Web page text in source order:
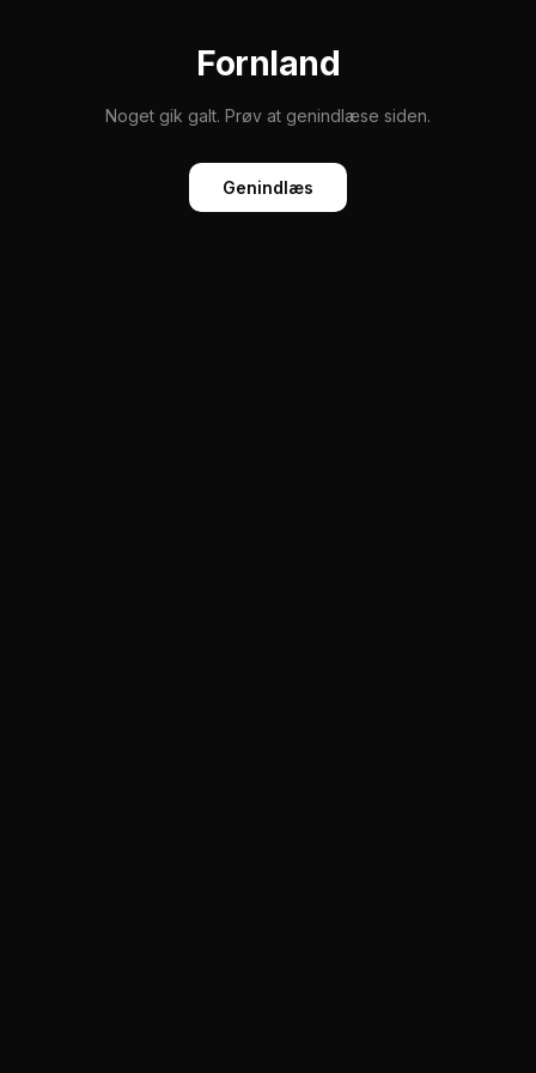
Fornland
Noget gik galt. Prøv at genindlæse siden.
Genindlæs